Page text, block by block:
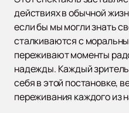
действиях в обычной
если бы мы могли знать
сталкиваются с
переживают моменты
надежды. Каждый
себя в этой постановке,
переживания каждого из